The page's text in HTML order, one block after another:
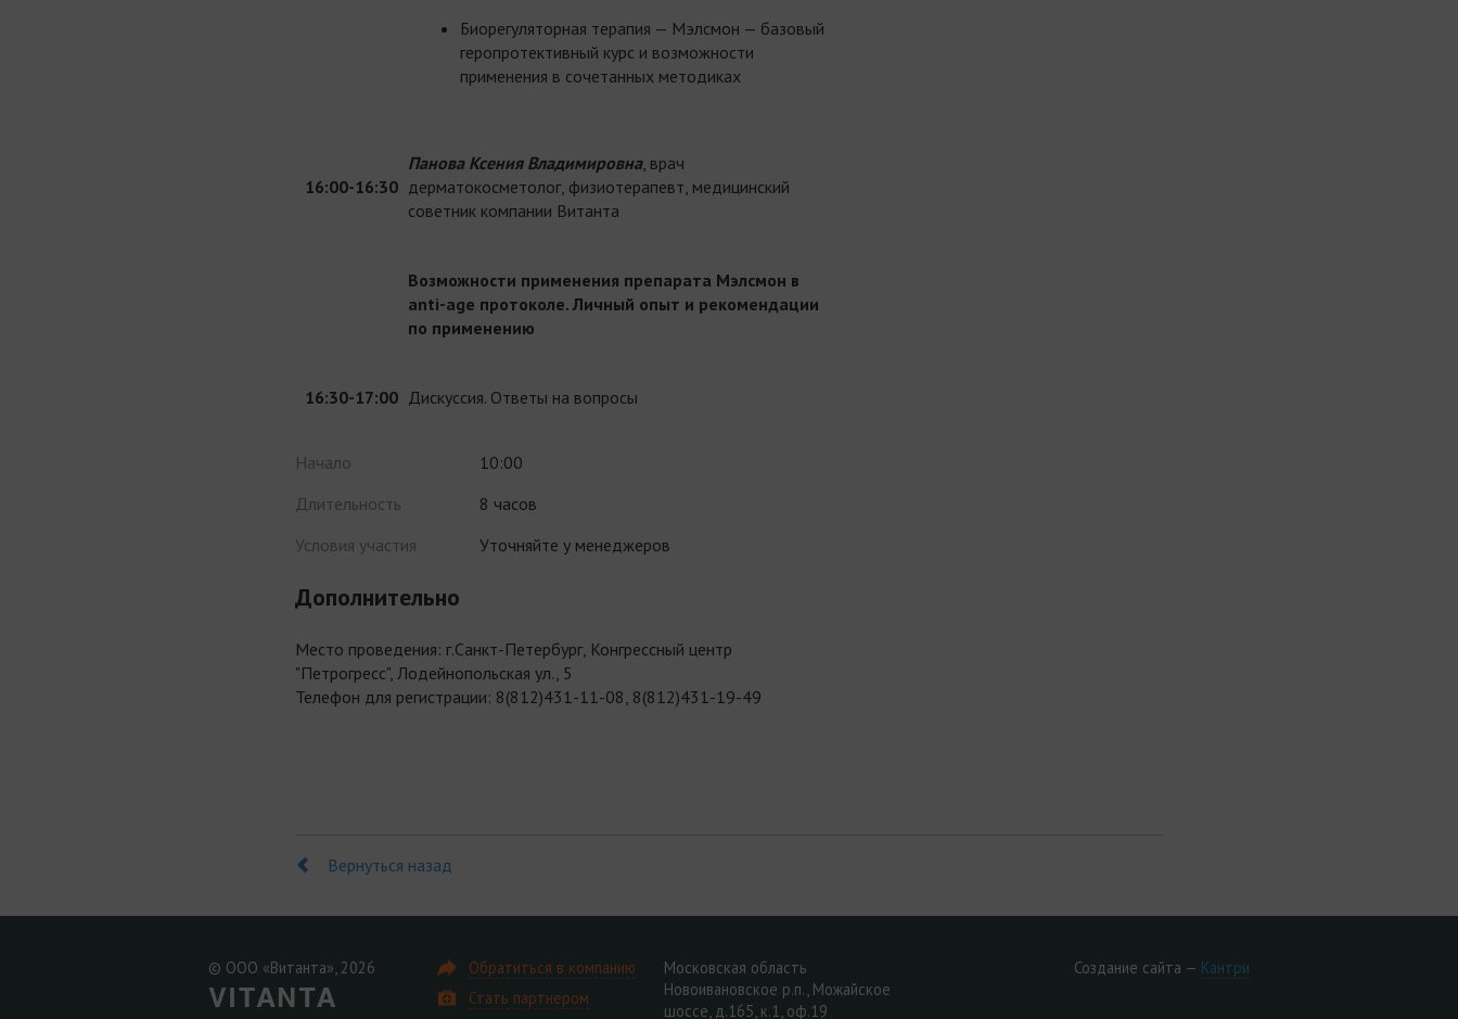
Биорегуляторная терапия — Мэлсмон — базовый
геропротективный курс и возможности
применения в сочетанных методиках
16:00-16:30
Панова Ксения Владимировна, врач
дерматокосметолог, физиотерапевт, медицинский
советник компании Витанта
Возможности применения препарата Мэлсмон в
anti-age протоколе. Личный опыт и рекомендации
по применению
16:30-17:00 Дискуссия. Ответы на вопросы
Начало
10:00
Длительность
8 часов
Условия участия
Уточняйте у менеджеров
Дополнительно
Место проведения: г.Санкт-Петербург, Конгрессный центр
"Петрогресс", Лодейнопольская ул., 5
Телефон для регистрации: 8(812)431-11-08, 8(812)431-19-49
Вернуться назад
© ООО «Витанта», 2026
Обратиться в компанию
Стать партнером
Московская область
Новоивановское р.п., Можайское
шоссе, д.165, к.1, оф.19
Создание сайта — Кантри